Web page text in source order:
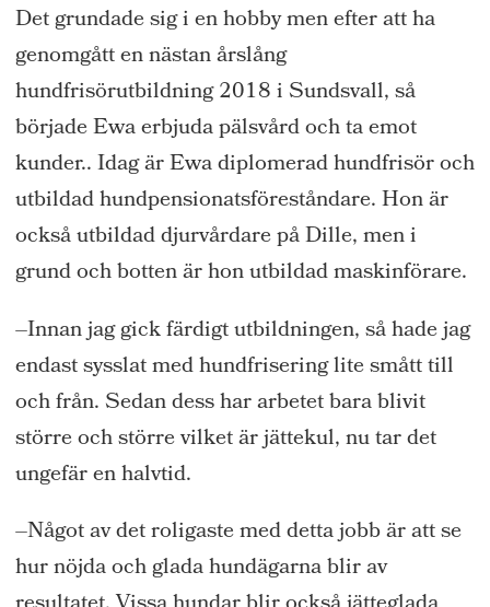
Det grundade sig i enhobby men efterattha
genomgåttennästan årslång
hundfrisörutbildning2018i Sundsvall,så
börjadeEwaerbjudapälsvård och ta emot
kunder..Idag är Ewa diplomerad hundfrisöroch
utbildadhundpensionatsföreståndare. Hon är
också utbildaddjurvårdarepå Dille, men i
grund och botten är hon utbildad maskinförare.
–Innan jaggick färdigt utbildningen,så hadejag
endastsysslatmed hundfriseringlite småtttill
och från. Sedan desshar arbetet bara blivit
större och störrevilket ärjättekul, nu tar det
ungefär en halvtid.
–Något av det roligaste med detta jobb är att se
hur nöjdaoch gladahundägarnablirav